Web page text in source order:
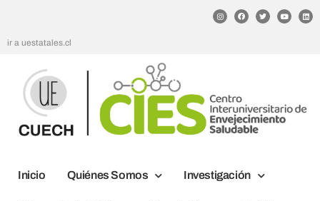
ir a uestatales.cl
Inicio Quiénes Somos Investigación